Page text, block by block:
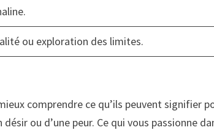
ou exploration des limites.
comprendre ce qu’ils peuvent signifier
ou d’une peur. Ce qui vous passionne